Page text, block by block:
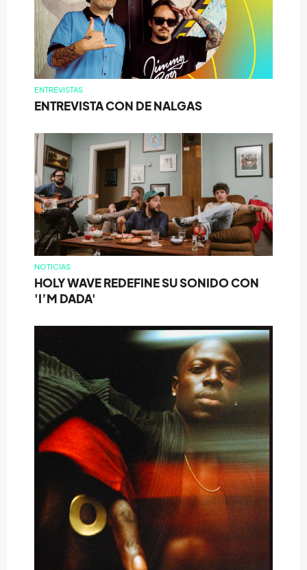
ENTREVISTAS
ENTREVISTA CON DE NALGAS
NOTICIAS
HOLY WAVE REDEFINE SU SONIDO CON
'I’M DADA'